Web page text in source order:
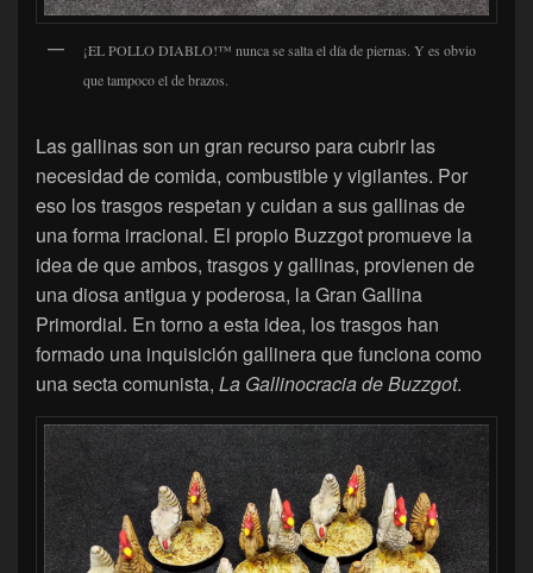
¡EL POLLO DIABLO!™ nunca se salta el día de piernas. Y es obvio
que tampoco el de brazos.
Las gallinas son un gran recurso para cubrir las
necesidad de comida, combustible y vigilantes. Por
eso los trasgos respetan y cuidan a sus gallinas de
una forma irracional. El propio Buzzgot promueve la
idea de que ambos, trasgos y gallinas, provienen de
una diosa antigua y poderosa, la Gran Gallina
Primordial. En torno a esta idea, los trasgos han
formado una inquisición gallinera que funciona como
una secta comunista, La Gallinocracia de Buzzgot.